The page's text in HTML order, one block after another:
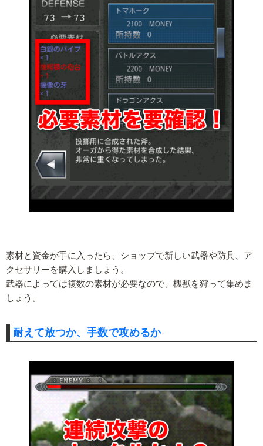
素材と資金が手に入ったら、ショップで新しい武器や防具、ア
クセサリーを購入しましょう。
武器によっては複数の素材が必要なので、機獣を狩って集めま
しょう。
耐えて放つか、手数で攻めるか